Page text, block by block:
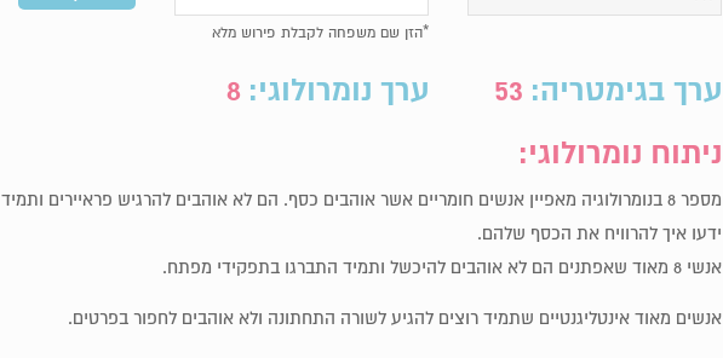
*הזן שם משפחה לקבלת פירוש מלא
ערך בגימטריה: 53 ערך נומרולוגי: 8
ניתוח נומרולוגי:
מספר 8 בנומרולוגיה מאפיין אנשים חומריים אשר אוהבים כסף. הם לא אוהבים להרגיש פראיירים ותמיד
ידעו איך להרוויח את הכסף שלהם.
אנשי 8 מאוד שאפתנים הם לא אוהבים להיכשל ותמיד התברגו בתפקידי מפתח.
אנשים מאוד אינטליגנטיים שתמיד רוצים להגיע לשורה התחתונה ולא אוהבים לחפור בפרטים.